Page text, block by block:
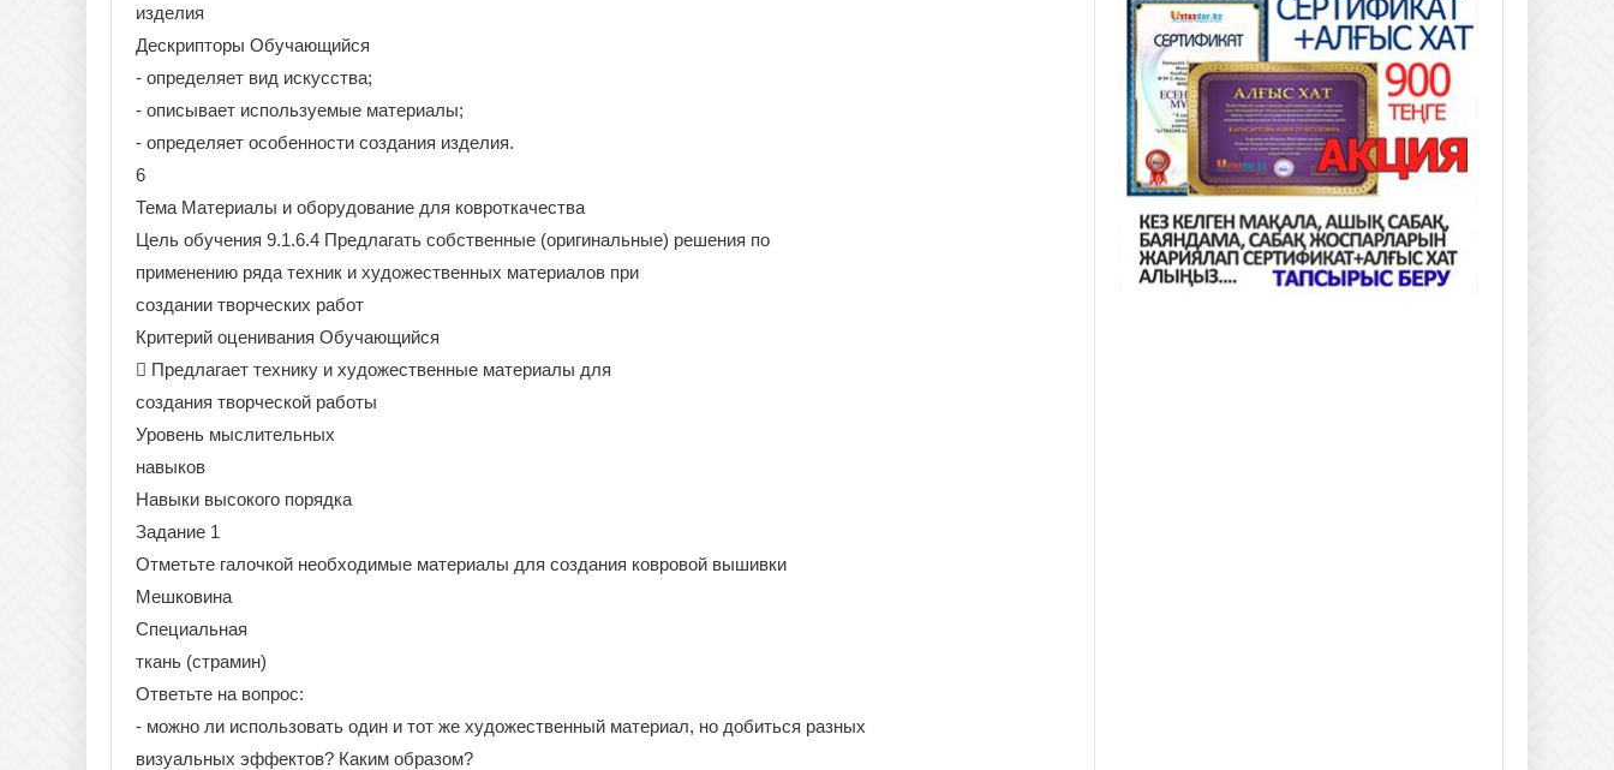
изделия
Дескрипторы Обучающийся
- определяет вид искусства;
- описывает используемые материалы;
- определяет особенности создания изделия.
6
Тема Материалы и оборудование для ковроткачества
Цель обучения 9.1.6.4 Предлагать собственные (оригинальные) решения по
применению ряда техник и художественных материалов при
создании творческих работ
Критерий оценивания Обучающийся
 Предлагает технику и художественные материалы для
создания творческой работы
Уровень мыслительных
навыков
Навыки высокого порядка
Задание 1
Отметьте галочкой необходимые материалы для создания ковровой вышивки
Мешковина
Специальная
ткань (страмин)
Ответьте на вопрос:
- можно ли использовать один и тот же художественный материал, но добиться разных
визуальных эффектов? Каким образом?